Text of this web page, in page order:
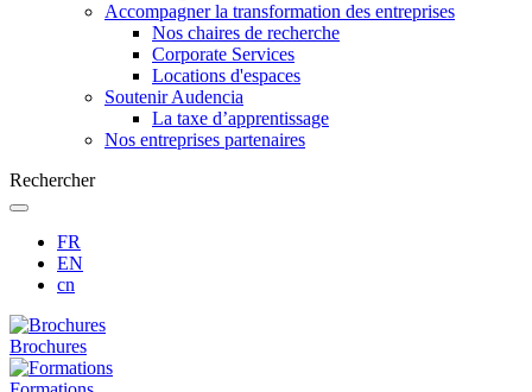
Accompagner la transformation des entreprises
Nos chaires de recherche
Corporate Services
Locations d'espaces
Soutenir Audencia
La taxe d’apprentissage
Nos entreprises partenaires
Rechercher
FR
EN
cn
Brochures